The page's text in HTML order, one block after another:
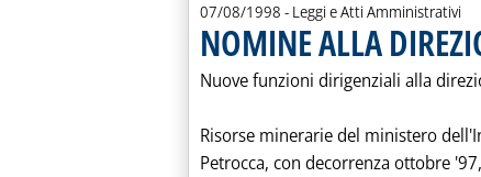
07/08/1998 - Leggi e Atti Amministrativi
NOMINE ALLA
Nuove funzioni dirigenziali alla
Risorse minerarie del ministero
Petrocca, con decorrenza ottobre